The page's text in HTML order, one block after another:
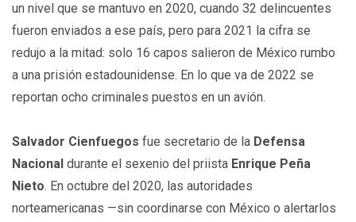
un nivel que se mantuvo en 2020, cuando 32 delincuentes
fueron enviados a ese país, pero para 2021 la cifra se
redujo a la mitad: solo 16 capos salieron de México rumbo
a una prisión estadounidense. En lo que va de 2022 se
reportan ocho criminales puestos en un avión.
Salvador Cienfuegos fue secretario de la Defensa
Nacional durante el sexenio del priista Enrique Peña
Nieto. En octubre del 2020, las autoridades
norteamericanas —sin coordinarse con México o alertarlos